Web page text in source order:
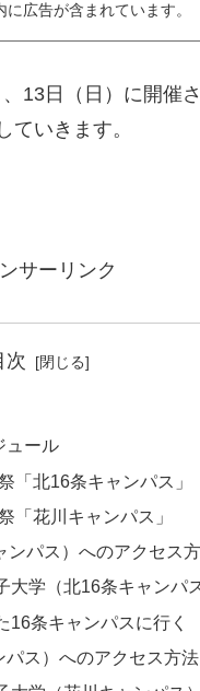
広告が含まれています。
13日（日）に開催
ていきます。
サーリンク
次
ュール
「北16条キャンパス」
「花川キャンパス」
ンパス）へのアクセス
大学（北16条キャンパ
16条キャンパスに行く
ス）へのアクセス方法